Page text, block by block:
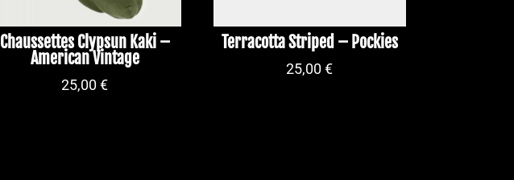
Chaussettes Clypsun Kaki –
American Vintage
25,00€
Terracotta Striped – Pockies
25,00€